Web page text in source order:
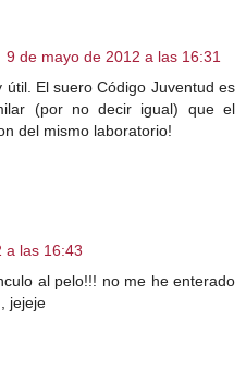
9 de mayo de 2012 a las 16:31
El suero Código Juventud es
(por no decir igual) que el
del mismo laboratorio!
a las 16:43
al pelo!!! no me he enterado
jejeje